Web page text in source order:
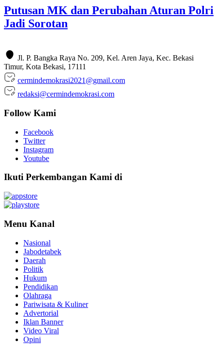
Putusan MK dan Perubahan Aturan Polri
Jadi Sorotan
Jl. P. Bangka Raya No. 209, Kel. Aren Jaya, Kec. Bekasi
Timur, Kota Bekasi, 17111
cermindemokrasi2021@gmail.com
redaksi@cermindemokrasi.com
Follow Kami
Facebook
Twitter
Instagram
Youtube
Ikuti Perkembangan Kami di
Menu Kanal
Nasional
Jabodetabek
Daerah
Politik
Hukum
Pendidikan
Olahraga
Pariwisata & Kuliner
Advertorial
Iklan Banner
Video Viral
Opini